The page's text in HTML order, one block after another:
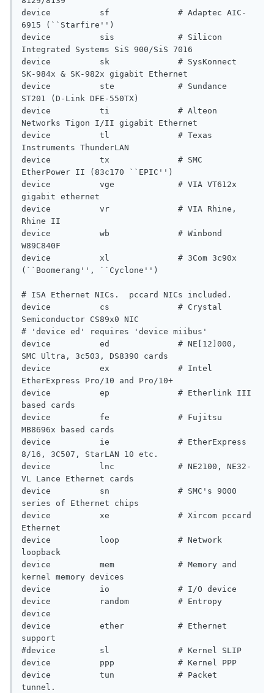
device          sf              # Adaptec AIC-
6915 (``Starfire'')
device          sis             # Silicon
Integrated Systems SiS 900/SiS 7016
device          sk              # SysKonnect
SK-984x & SK-982x gigabit Ethernet
device          ste             # Sundance
ST201 (D-Link DFE-550TX)
device          ti              # Alteon
Networks Tigon I/II gigabit Ethernet
device          tl              # Texas
Instruments ThunderLAN
device          tx              # SMC
EtherPower II (83c170 ``EPIC'')
device          vge             # VIA VT612x
gigabit ethernet
device          vr              # VIA Rhine,
Rhine II
device          wb              # Winbond
W89C840F
device          xl              # 3Com 3c90x
(``Boomerang'', ``Cyclone'')
# ISA Ethernet NICs.  pccard NICs included.
device          cs              # Crystal
Semiconductor CS89x0 NIC
# 'device ed' requires 'device miibus'
device          ed              # NE[12]000,
SMC Ultra, 3c503, DS8390 cards
device          ex              # Intel
EtherExpress Pro/10 and Pro/10+
device          ep              # Etherlink III
based cards
device          fe              # Fujitsu
MB8696x based cards
device          ie              # EtherExpress
8/16, 3C507, StarLAN 10 etc.
device          lnc             # NE2100, NE32-
VL Lance Ethernet cards
device          sn              # SMC's 9000
series of Ethernet chips
device          xe              # Xircom pccard
Ethernet
device          loop            # Network
loopback
device          mem             # Memory and
kernel memory devices
device          io              # I/O device
device          random          # Entropy
device
device          ether           # Ethernet
support
#device         sl              # Kernel SLIP
device          ppp             # Kernel PPP
device          tun             # Packet
tunnel.